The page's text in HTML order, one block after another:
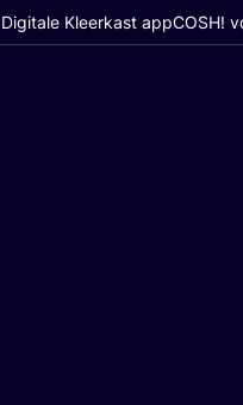
Kleerkast appCOSH!